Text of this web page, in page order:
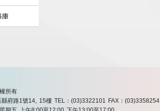
庫
所有
府路1號14, 15樓 TEL：(03)3322101
FAX：(03)3358254